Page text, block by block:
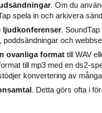
. Om du
spela in och arkivera
ljudkonferenser.
poddsändningar och
ovanliga format till WAV
till mp3 med en ds2-
konvertering av
. Detta görs ofta i